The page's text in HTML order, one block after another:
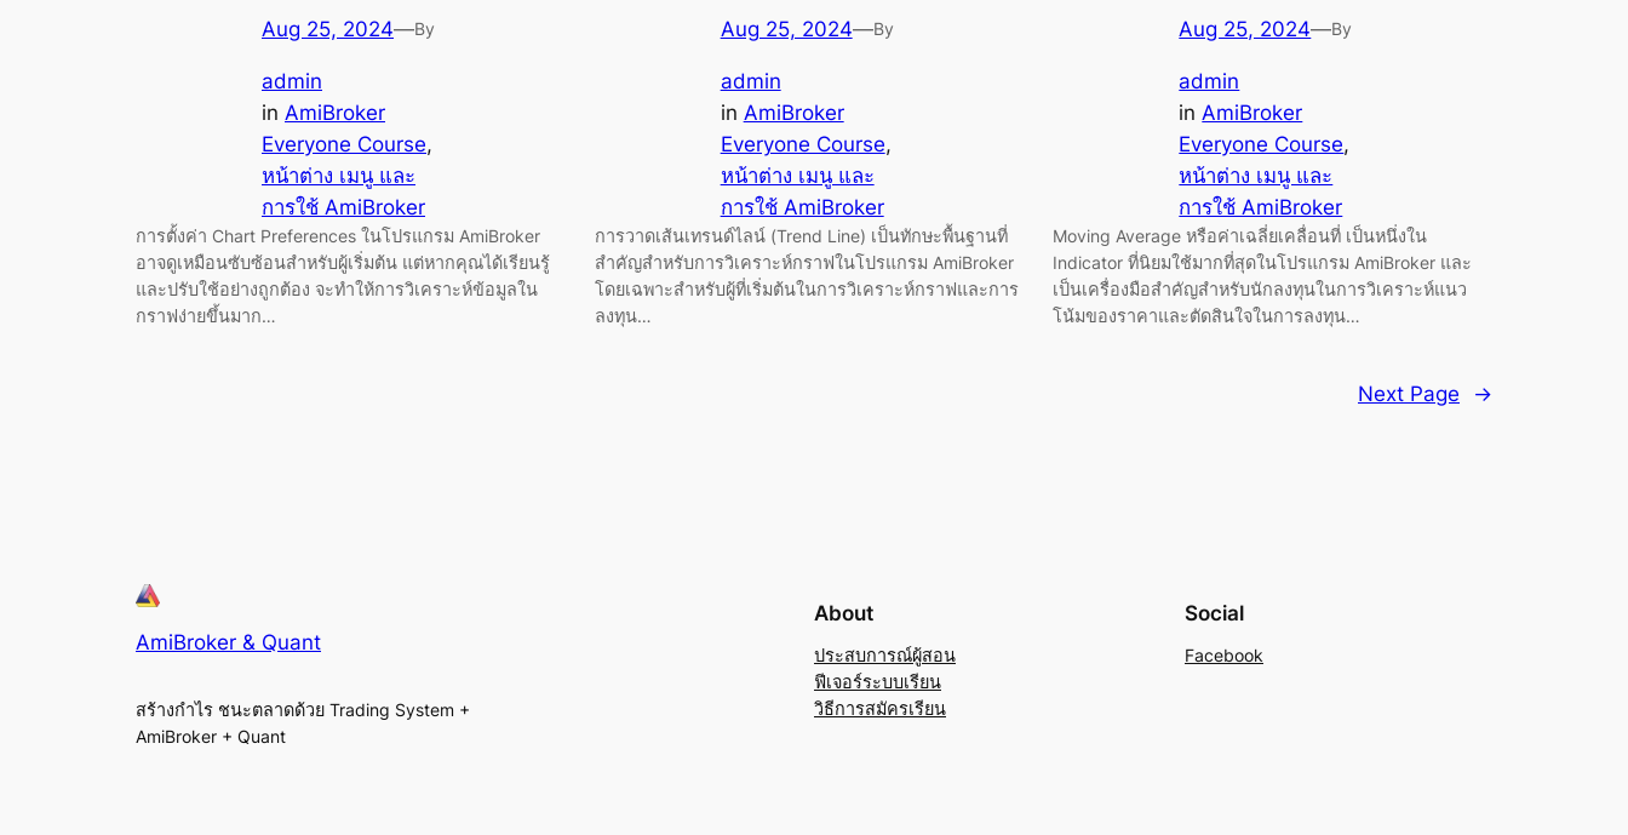
Aug 25, 2024—By
admin
in AmiBroker
Everyone Course
หน้าต่าง เมนู และ
การใช้ AmiBroker
การตั้งค่า Chart Preferences ในโปรแกรม AmiBroker
อาจดูเหมือนซับซ้อนสำหรับผู้เริ่มต้น แต่หากคุณได้เรียนรู้
และปรับใช้อย่างถูกต้อง จะทำให้การวิเคราะห์ข้อมูลใน
กราฟง่ายขึ้นมาก…
Aug 25, 2024—By
admin
in AmiBroker
Everyone Course
หน้าต่าง เมนู และ
การใช้ AmiBroker
การวาดเส้นเทรนด์ไลน์ (Trend Line) เป็นทักษะพื้นฐานที่
สำคัญสำหรับการวิเคราะห์กราฟในโปรแกรม AmiBroker
โดยเฉพาะสำหรับผู้ที่เริ่มต้นในการวิเคราะห์กราฟและการ
ลงทุน…
Aug 25, 2024—By
admin
inAmiBroker
Everyone Course
หน้าต่าง เมนู และ
การใช้ AmiBroker
Moving Average หรือค่าเฉลี่ยเคลื่อนที่ เป็นหนึ่งใน
Indicator ที่นิยมใช้มากที่สุดในโปรแกรม AmiBroker และ
เป็นเครื่องมือสำคัญสำหรับนักลงทุนในการวิเคราะห์แนว
โน้มของราคาและตัดสินใจในการลงทุน…
Next Page →
AmiBroker & Quant
สร้างกำไร ชนะตลาดด้วย Trading System +
AmiBroker + Quant
About
ประสบการณ์ผู้สอน
ฟีเจอร์ระบบเรียน
วิธีการสมัครเรียน
Social
Facebook